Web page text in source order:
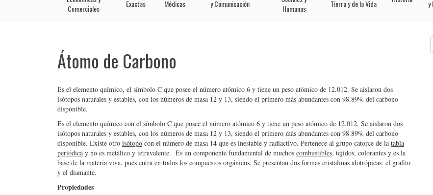
Comerciales
Exactas
Médicas
y Comunicación
Humanas
Tierra y de la Vida
y
Átomo de Carbono
Es el elemento químico, el símbolo C que posee el número atómico 6 y tiene un peso atómico de 12.012. Se aislaron dos
isótopos naturales y estables, con los números de masa 12 y 13, siendo el primero más abundantes con 98.89% del carbono
disponible.
Es el elemento químico con el símbolo C que posee el número atómico 6 y tiene un peso atómico de 12.012. Se aislaron dos
isótopos naturales y estables, con los números de masa 12 y 13, siendo el primero más abundantes con 98.89% del carbono
disponible. Existe otro isótopo con el número de masa 14 que es inestable y radiactivo. Pertenece al grupo catorce de la tabla
periódica y no es metálico y tetravalente. Es un componente fundamental de muchos combustibles, tejidos, colorantes y es la
base de la materia viva, pues entra en todos los compuestos orgánicos. Se presentan dos formas cristalinas alotrópicas: el grafito
y el diamante.
Propiedades